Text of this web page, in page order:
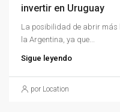
invertir en Uruguay
La posibilidad de abrir más
la Argentina, ya que...
Sigue leyendo
por Location